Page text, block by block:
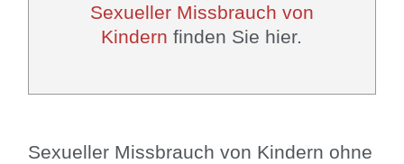
Sexueller Missbrauch von
Kindernfinden Sie hier.
Sexueller Missbrauch von Kindern ohne